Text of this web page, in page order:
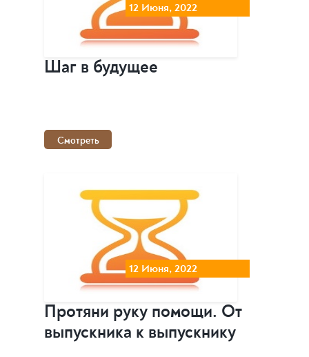
12 Июня, 2022
Шаг в будущее
Смотреть
12 Июня, 2022
Протяни руку помощи. От
выпускника к выпускнику